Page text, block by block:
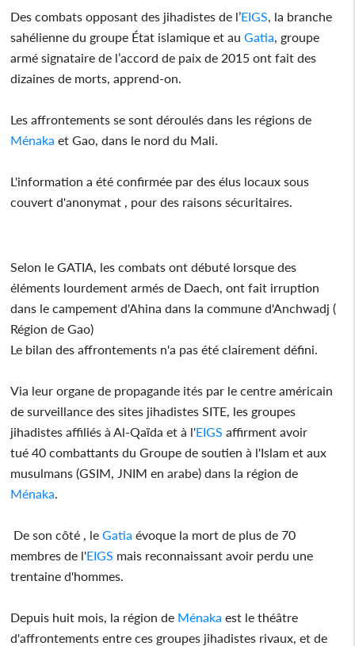
Des combats opposant des jihadistes de l’EIGS , la branche
sahélienne du groupe État islamique et auGatia , groupe
armé signataire de l’accord de paix de 2015 ont fait des
dizaines de morts, apprend-on.
Les affrontements se sont déroulés dans les régions de
Ménaka et Gao, dans le nord du Mali.
L'information a été confirmée par des élus locaux sous
couvert d'anonymat , pour des raisons sécuritaires.
Selon le GATIA, les combats ont débuté lorsque des
éléments lourdement armés de Daech, ont fait irruption
dans le campement d'Ahina dans la commune d'Anchwadj (
Région de Gao)
Le bilan des affrontements n'a pas été clairement défini.
Via leur organe de propagande ités par le centre américain
de surveillance des sites jihadistes SITE, les groupes
jihadistes affiliés à Al-Qaïda et à l'EIGS affirment avoir
tué 40 combattants du Groupe de soutien à l'Islam et aux
musulmans (GSIM, JNIM en arabe) dans la région de
Ménaka
De son côté , leGatia évoque la mort de plus de 70
membres de l'EIGS mais reconnaissant avoir perdu une
trentaine d'hommes.
Depuis huit mois, la région de Ménaka est le théâtre
d'affrontements entre ces groupes jihadistes rivaux, et de